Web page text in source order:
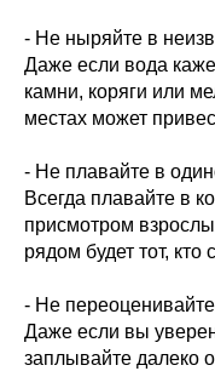
- Не ныряйте в
Даже если вода
камни, коряги или
местах может
- Не плавайте в
Всегда плавайте в
присмотром
рядом будет тот, кто
- Не
Даже если вы
заплывайте далеко